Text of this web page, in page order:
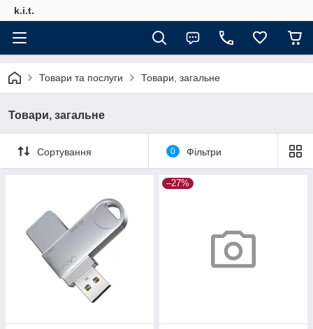
k.i.t.
Товари та послуги Товари, загальне
Товари, загальне
Сортування 0 Фільтри
–27%